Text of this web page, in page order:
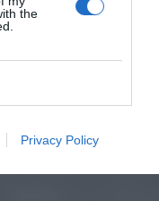
the
Privacy Policy